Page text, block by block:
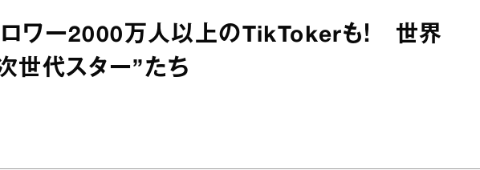
ロワー2000万人以上のTikTokerも！ 世界
世代スター”たち